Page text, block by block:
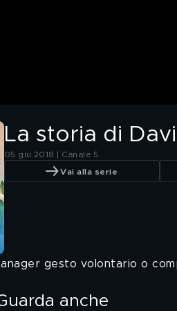
La storia di
05 giu 2018 | Canale 5
Vai alla serie
gesto volontario o
anche